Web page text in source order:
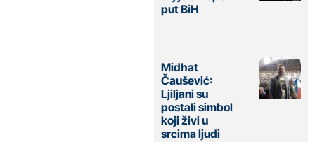
put BiH
Midhat
Čaušević:
Ljiljani su
postali simbol
koji živi u
srcima ljudi